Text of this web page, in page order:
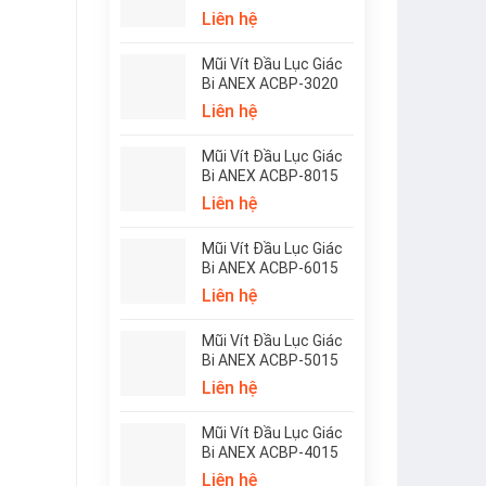
Liên hệ
Mũi Vít Đầu Lục Giác
Bi ANEX ACBP-3020
Liên hệ
Mũi Vít Đầu Lục Giác
Bi ANEX ACBP-8015
Liên hệ
Mũi Vít Đầu Lục Giác
Bi ANEX ACBP-6015
Liên hệ
Mũi Vít Đầu Lục Giác
Bi ANEX ACBP-5015
Liên hệ
Mũi Vít Đầu Lục Giác
Bi ANEX ACBP-4015
Liên hệ